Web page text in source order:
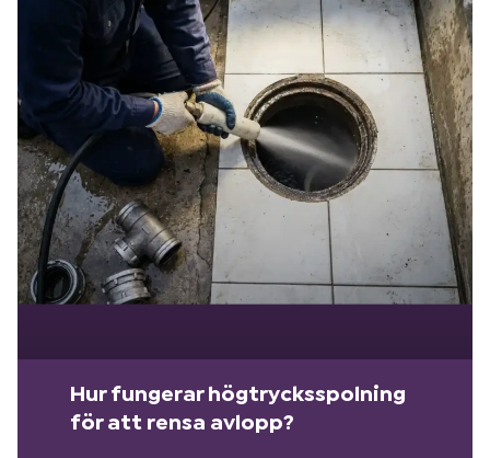
Hur fungerar högtrycksspolning
för att rensa avlopp?